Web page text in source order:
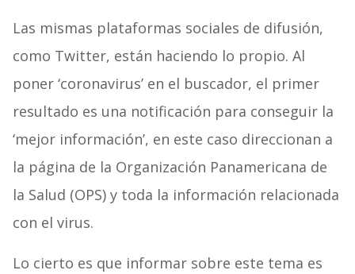
Las mismas plataformas sociales de difusión,
como Twitter, están haciendo lo propio. Al
poner ‘coronavirus’ en el buscador, el primer
resultado es una notificación para conseguir la
‘mejor información’, en este caso direccionan a
la página de la Organización Panamericana de
la Salud (OPS) y toda la información relacionada
con el virus.
Lo cierto es que informar sobre este tema es